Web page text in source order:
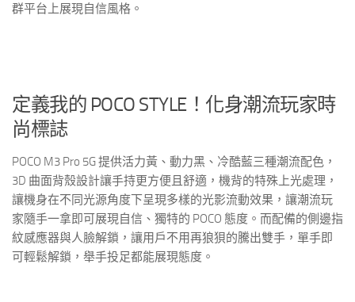
群平台上展現自信風格。
定義我的 POCO STYLE！化身潮流玩家時
尚標誌
POCO M3 Pro 5G 提供活力黃、動力黑、冷酷藍三種潮流配色，
3D 曲面背殼設計讓手持更方便且舒適，機背的特殊上光處理，
讓機身在不同光源角度下呈現多樣的光影流動效果，讓潮流玩
家隨手一拿即可展現自信、獨特的 POCO 態度。而配備的側邊指
紋感應器與人臉解鎖，讓用戶不用再狼狽的騰出雙手，單手即
可輕鬆解鎖，舉手投足都能展現態度。